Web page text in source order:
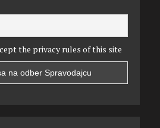
the privacy rules of this site